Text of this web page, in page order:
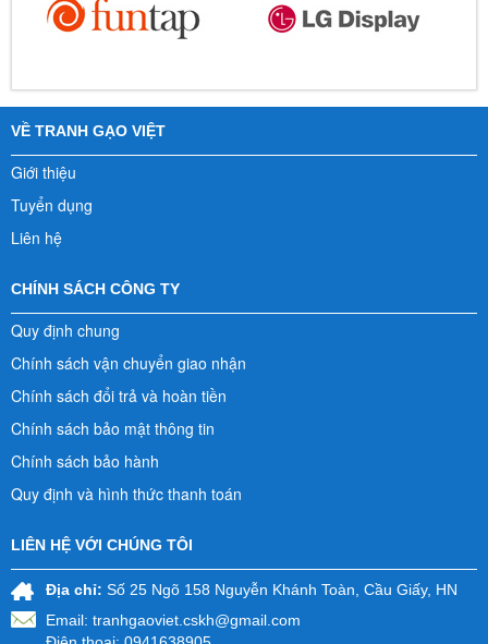
VỀ TRANH GẠO VIỆT
Giới thiệu
Tuyển dụng
Liên hệ
CHÍNH SÁCH CÔNG TY
Quy định chung
Chính sách vận chuyển giao nhận
Chính sách đổi trả và hoàn tiền
Chính sách bảo mật thông tin
Chính sách bảo hành
Quy định và hình thức thanh toán
LIÊN HỆ VỚI CHÚNG TÔI
Địa chỉ: Số 25 Ngõ 158 Nguyễn Khánh Toàn, Cầu Giấy, HN
Email: tranhgaoviet.cskh@gmail.com